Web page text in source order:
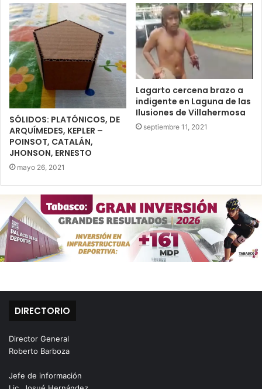
SÓLIDOS: PLATÓNICOS, DE
ARQUÍMEDES, KEPLER –
POINSOT, CATALÁN,
JHONSON, ERNESTO
mayo 26, 2021
Lagarto cercena brazo a
indigente en Laguna de las
Ilusiones de Villahermosa
septiembre 11, 2021
DIRECTORIO
Director General
Roberto Barboza
Jefe de información